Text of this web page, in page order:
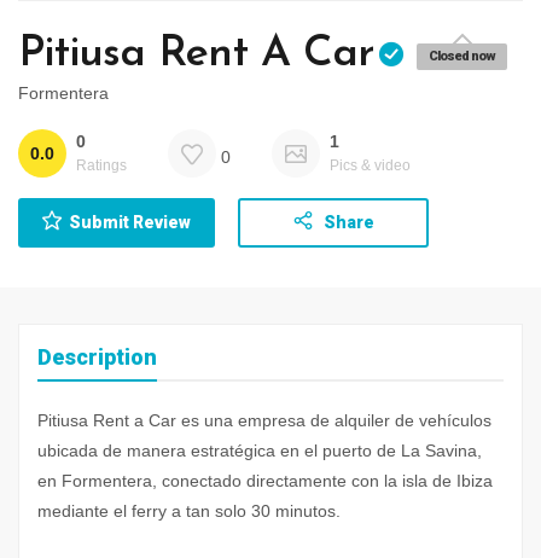
Pitiusa Rent A Car Closed now
Formentera
0.0
0
Ratings 0
1
Pics & video
Submit Review Share
Description
Pitiusa Rent a Car es una empresa de alquiler de vehículos
ubicada de manera estratégica en el puerto de La Savina,
en Formentera, conectado directamente con la isla de Ibiza
mediante el ferry a tan solo 30 minutos.